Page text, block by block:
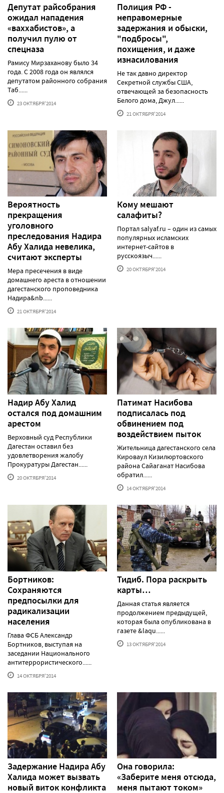
Депутат райсобрания
ожидал нападения
«ваххабистов», а
получил пулю от
спецназа
Рамису Мирзаханову было 34
года. С 2008 года он являлся
депутатом районного собрания
Таб......
23 ОКТЯБРЯ'2014
Полиция РФ -
неправомерные
задержания и обыски,
"подбросы",
похищения, и даже
изнасилования
Не так давно директор
Секретной службы США,
отвечающей за безопасность
Белого дома, Джул......
21 ОКТЯБРЯ'2014
Вероятность
прекращения
уголовного
преследования Надира
Абу Халида невелика,
считают эксперты
Мера пресечения в виде
домашнего ареста в отношении
дагестанского проповедника
Надира&nb......
21 ОКТЯБРЯ'2014
Кому мешают
салафиты?
Портал salyaf.ru – один из самых
популярных исламских
интернет-сайтов в
русскоязыч......
20 ОКТЯБРЯ'2014
Надир Абу Халид
остался под домашним
арестом
Верховный суд Республики
Дагестан оставил без
удовлетворения жалобу
Прокуратуры Дагестан......
20 ОКТЯБРЯ'2014
Патимат Насибова
подписалась под
обвинением под
воздействием пыток
Жительница дагестанского села
Кироваул Кизилюртовского
района Сайаганат Насибова
обратил......
14 ОКТЯБРЯ'2014
Бортников:
Сохраняются
предпосылки для
радикализации
населения
Глава ФСБ Александр
Бортников, выступая на
заседании Национального
антитеррористического......
14 ОКТЯБРЯ'2014
Тидиб. Пора раскрыть
карты…
Данная статья является
продолжением предыдущей,
которая была опубликована в
газете &laqu......
13 ОКТЯБРЯ'2014
Задержание Надира Абу
Халида может вызвать
новый виток конфликта
Она говорила:
«Заберите меня отсюда,
меня пытают током»